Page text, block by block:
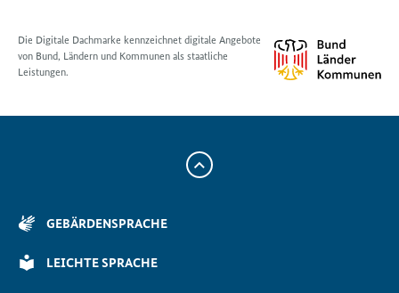
Die Digitale Dachmarke kennzeichnet digitale Angebote
von Bund, Ländern und Kommunen als staatliche
Leistungen.
Zum
GEBÄRDENSPRACHE
LEICHTE SPRACHE